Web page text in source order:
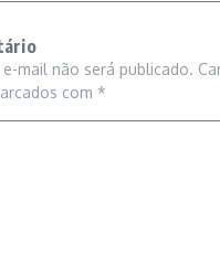
mail não será publicado.
com *